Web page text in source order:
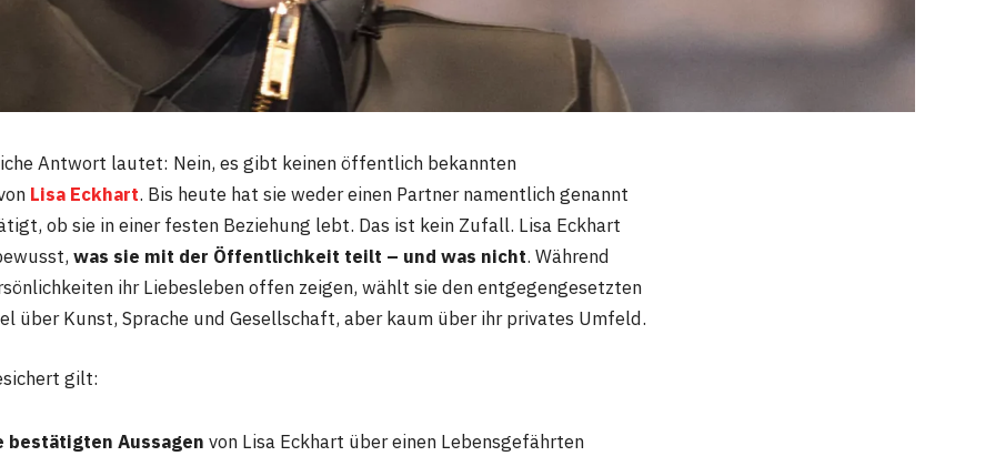
Antwort lautet: Nein, es gibt keinen öffentlich bekannten
Lisa Eckhart. Bis heute hat sie weder einen Partner namentlich genannt
ob sie in einer festen Beziehung lebt. Das ist kein Zufall. Lisa Eckhart
was sie mit der Öffentlichkeit teilt – und was nicht. Während
ihr Liebesleben offen zeigen, wählt sie den entgegengesetzten
über Kunst, Sprache und Gesellschaft, aber kaum über ihr privates Umfeld.
gilt:
bestätigten Aussagen von Lisa Eckhart über einen Lebensgefährten